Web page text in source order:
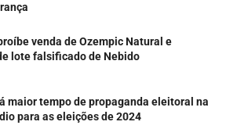
venda de Ozempic Natural e
lote falsificado de Nebido
maior tempo de propaganda eleitoral na
para as eleições de 2024